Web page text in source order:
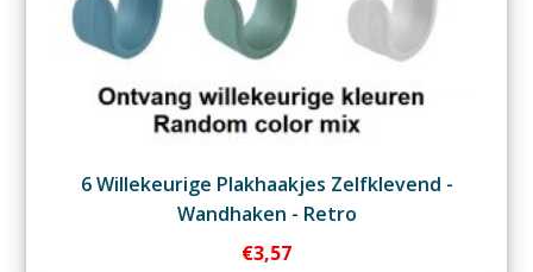
6 Willekeurige Plakhaakjes Zelfklevend -
Wandhaken - Retro
€3,57